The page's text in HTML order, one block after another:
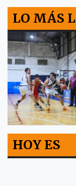
LO MÁS
HOY ES